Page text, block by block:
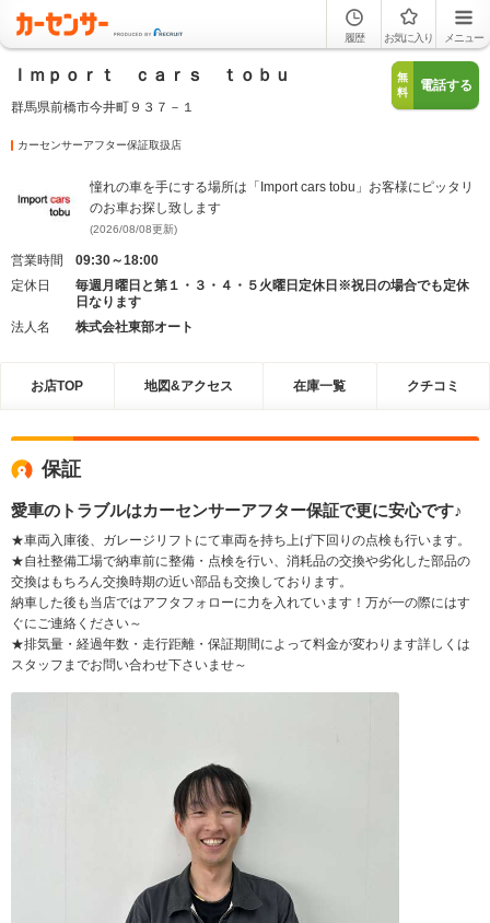
履歴 お気に入り メニュー
Ｉｍｐｏｒｔ ｃａｒｓ ｔｏｂｕ
群馬県前橋市今井町９３７－１
無
料
電話する
カーセンサーアフター保証取扱店
憧れの車を手にする場所は「Import cars tobu」お客様にピッタリ
のお車お探し致します
(2026/08/08更新)
営業時間
09:30～18:00
定休日
毎週月曜日と第１・３・４・５火曜日定休日※祝日の場合でも定休
日なります
法人名
株式会社東部オート
お店TOP 地図&アクセス 在庫一覧 クチコミ
保証
愛車のトラブルはカーセンサーアフター保証で更に安心です♪
★車両入庫後、ガレージリフトにて車両を持ち上げ下回りの点検も行います。
★自社整備工場で納車前に整備・点検を行い、消耗品の交換や劣化した部品の
交換はもちろん交換時期の近い部品も交換しております。
納車した後も当店ではアフタフォローに力を入れています！万が一の際にはす
ぐにご連絡ください～
★排気量・経過年数・走行距離・保証期間によって料金が変わります詳しくは
スタッフまでお問い合わせ下さいませ～